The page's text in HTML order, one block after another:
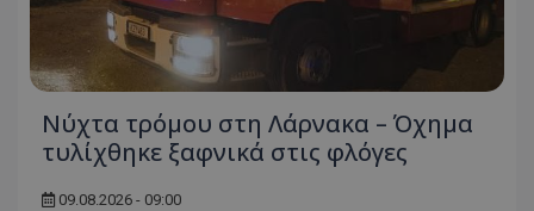
Νύχτα τρόμου στη Λάρνακα – Όχημα
τυλίχθηκε ξαφνικά στις φλόγες
09.08.2026 - 09:00